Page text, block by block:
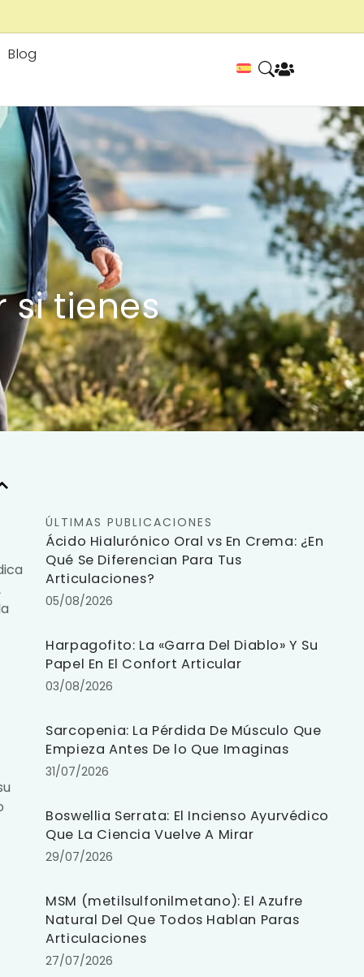
Blog
si tienes
ÚLTIMAS PUBLICACIONES
Ácido Hialurónico Oral vs En Crema: ¿En
Qué Se Diferencian Para Tus
Articulaciones?
05/08/2026
Harpagofito: La «Garra Del Diablo» Y Su
Papel En El Confort Articular
03/08/2026
Sarcopenia: La Pérdida De Músculo Que
Empieza Antes De lo Que Imaginas
31/07/2026
Boswellia Serrata: El Incienso Ayurvédico
Que La Ciencia Vuelve A Mirar
29/07/2026
MSM (metilsulfonilmetano): El Azufre
Natural Del Que Todos Hablan Paras
Articulaciones
27/07/2026